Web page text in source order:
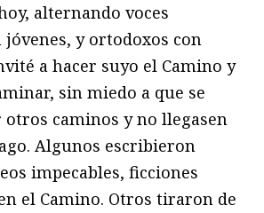
alternando voces
jóvenes, y ortodoxos con
a hacer suyo el Camino y
sin miedo a que se
caminos y no llegasen
Algunos escribieron
impecables, ficciones
el Camino. Otros tiraron de